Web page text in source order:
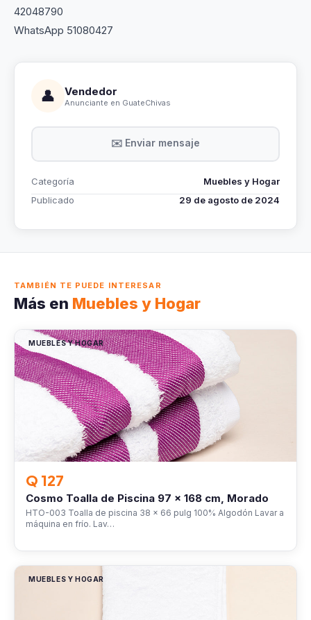
42048790
WhatsApp 51080427
👤 Vendedor
Anunciante en GuateChivas
✉️ Enviar mensaje
Categoría
Muebles y Hogar
Publicado
29 de agosto de 2024
TAMBIÉN TE PUEDE INTERESAR
Más en Muebles y Hogar
MUEBLES Y HOGAR
Q 127
Cosmo Toalla de Piscina 97 x 168 cm, Morado
HTO-003 Toalla de piscina 38 x 66 pulg 100% Algodón Lavar a
máquina en frío. Lav…
MUEBLES Y HOGAR